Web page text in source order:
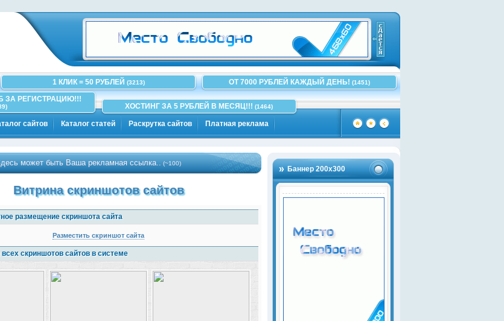
1 КЛИК = 50 РУБЛЕЙ (3213) ОТ 7000 РУБЛЕЙ КАЖДЫЙ ДЕНЬ! (1451)
ЗА РЕГИСТРАЦИЮ!!!
ХОСТИНГ ЗА 5 РУБЛЕЙ В МЕСЯЦ!!! (1464)
сайтов Каталог статей Раскрутка сайтов Платная реклама
Баннер 200х300
быть Ваша рекламная ссылка..(~100)
Витрина скриншотов сайтов
размещение скриншота сайта
Разместить скриншот сайта
всех скриншотов сайтов в системе